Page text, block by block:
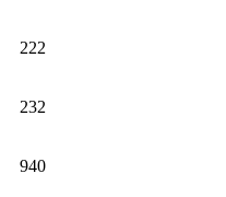
222
232
940